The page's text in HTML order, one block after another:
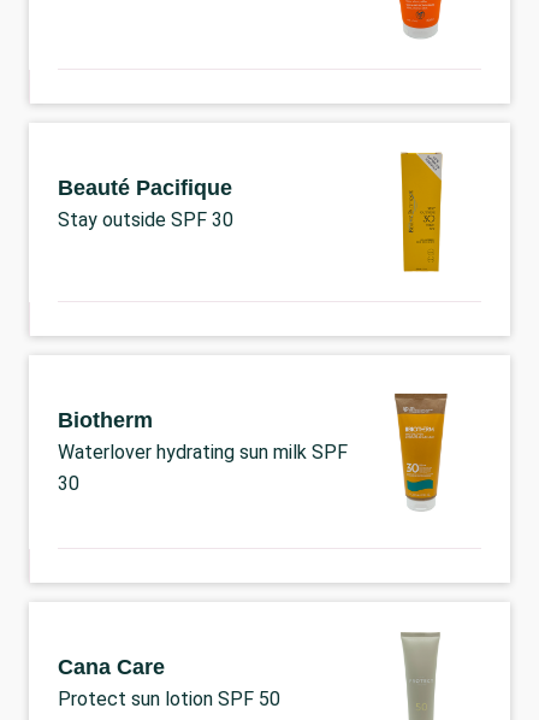
Beauté Pacifique
Stay outside SPF 30
Biotherm
Waterlover hydrating sun milk SPF
30
Cana Care
Protect sun lotion SPF 50